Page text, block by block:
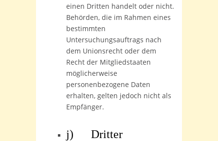
einen Dritten handelt oder nicht.
Behörden, die im Rahmen eines
bestimmten
Untersuchungsauftrags nach
dem Unionsrecht oder dem
Recht der Mitgliedstaaten
möglicherweise
personenbezogene Daten
erhalten, gelten jedoch nicht als
Empfänger.
j) Dritter